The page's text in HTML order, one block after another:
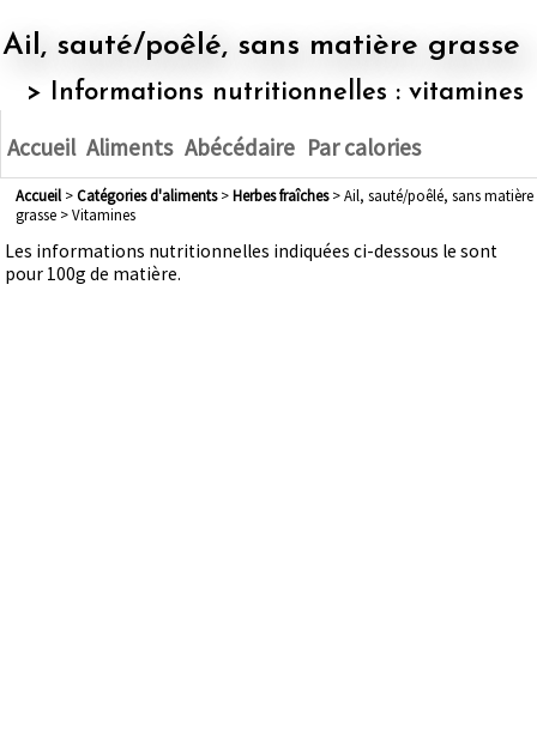
Ail, sauté/poêlé, sans matière grasse
> Informations nutritionnelles : vitamines
Accueil Aliments Abécédaire Par calories
Accueil> Catégories d'aliments> herbes fraîches> Ail, sauté/poêlé, sans matière
grasse > Vitamines
Les informations nutritionnelles indiquées ci-dessous le sont
pour 100g de matière.